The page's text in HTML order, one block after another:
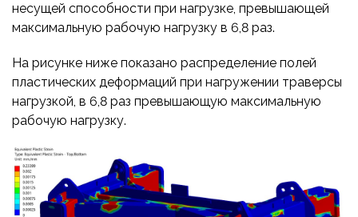
несущей способности при нагрузке, превышающей
максимальную рабочую нагрузку в 6,8 раз.
На рисунке ниже показано распределение полей
пластических деформаций при нагружении траверсы
нагрузкой, в 6,8 раз превышающую максимальную
рабочую нагрузку.